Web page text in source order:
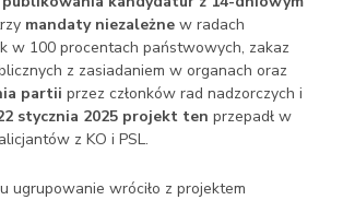
mandaty niezależne w radach
w 100 procentach państwowych, zakaz
z zasiadaniem w organach oraz
partii przez członków rad nadzorczych i
stycznia 2025 projekt ten przepadł w
z KO i PSL.
ugrupowanie wróciło z projektem